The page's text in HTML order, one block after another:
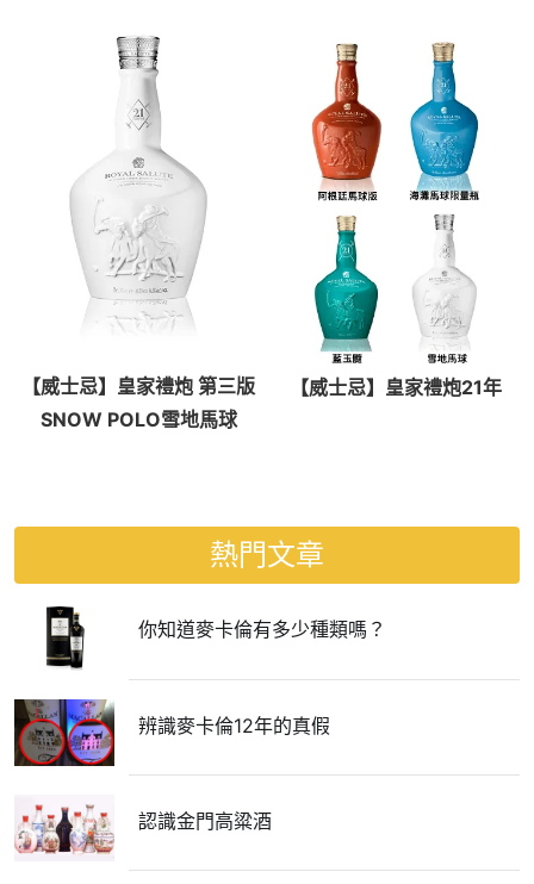
【威士忌】皇家禮炮 第三版
SNOW POLO雪地馬球
【威士忌】皇家禮炮21年
熱門文章
你知道麥卡倫有多少種類嗎？
辨識麥卡倫12年的真假
認識金門高粱酒